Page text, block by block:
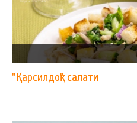
"Қарсилдоқ" салати